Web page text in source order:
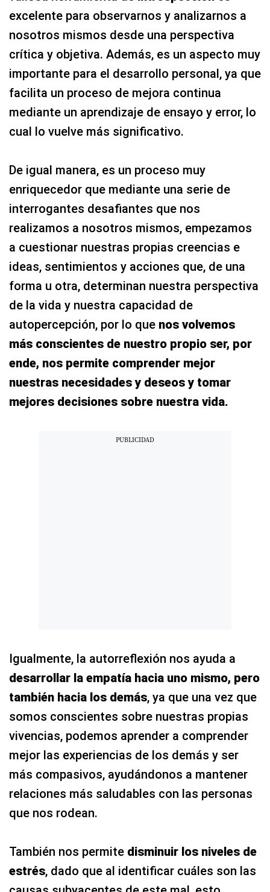
excelente para observarnos y analizarnos a
nosotros mismos desde una perspectiva
crítica y objetiva. Además, es un aspecto muy
importante para el desarrollo personal, ya que
facilita un proceso de mejora continua
mediante un aprendizaje de ensayo y error, lo
cual lo vuelve más significativo.
De igual manera, es un proceso muy
enriquecedor que mediante una serie de
interrogantes desafiantes que nos
realizamos a nosotros mismos, empezamos
a cuestionar nuestras propias creencias e
ideas, sentimientos y acciones que, de una
forma u otra, determinan nuestra perspectiva
de la vida y nuestra capacidad de
autopercepción, por lo que nos volvemos
más conscientes de nuestro propio ser, por
ende, nos permite comprender mejor
nuestras necesidades y deseos y tomar
mejores decisiones sobre nuestra vida.
Igualmente, la autorreflexión nos ayuda a
desarrollar la empatía hacia uno mismo, pero
también hacia los demás, ya que una vez que
somos conscientes sobre nuestras propias
vivencias, podemos aprender a comprender
mejor las experiencias de los demás y ser
más compasivos, ayudándonos a mantener
relaciones más saludables con las personas
que nos rodean.
También nos permite disminuir los niveles de
estrés, dado que al identificar cuáles son las